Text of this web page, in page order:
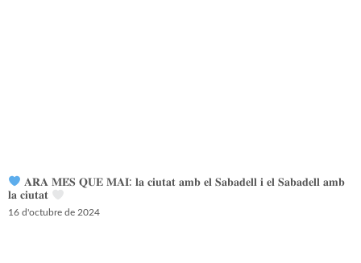
𝐀𝐑𝐀 𝐌𝐄́𝐒 𝐐𝐔𝐄 𝐌𝐀𝐈: 𝐥𝐚 𝐜𝐢𝐮𝐭𝐚𝐭 𝐚𝐦𝐛 𝐞𝐥 𝐒𝐚𝐛𝐚𝐝𝐞𝐥𝐥 𝐢 𝐞𝐥 𝐒𝐚𝐛𝐚𝐝𝐞𝐥𝐥 𝐚𝐦𝐛
𝐥𝐚 𝐜𝐢𝐮𝐭𝐚𝐭
16 d'octubre de 2024